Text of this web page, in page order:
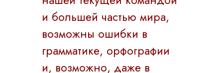
и большей частью мира,
возможны ошибки в
грамматике, орфографии
и, возможно, даже в